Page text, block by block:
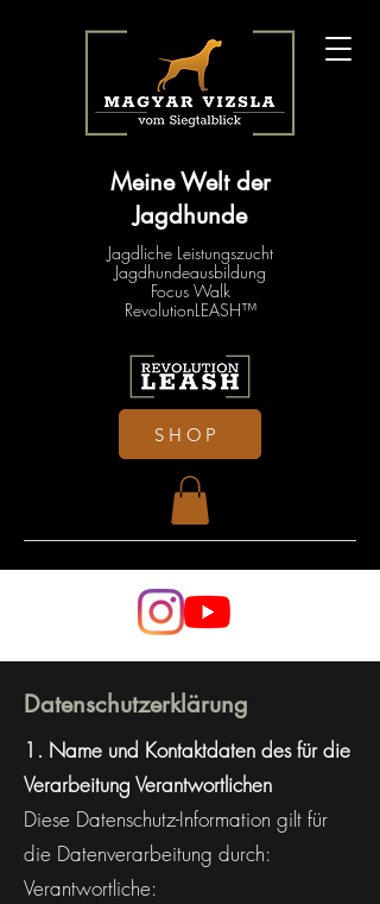
Meine Welt der
Jagdhunde
Jagdliche Leistungszucht
Jagdhundeausbildung
Focus Walk
RevolutionLEASH™
SHOP
Datenschutzerklärung
1. Name und Kontaktdaten des für die
Verarbeitung Verantwortlichen
Diese Datenschutz-Information gilt für
die Datenverarbeitung durch:
Verantwortliche: